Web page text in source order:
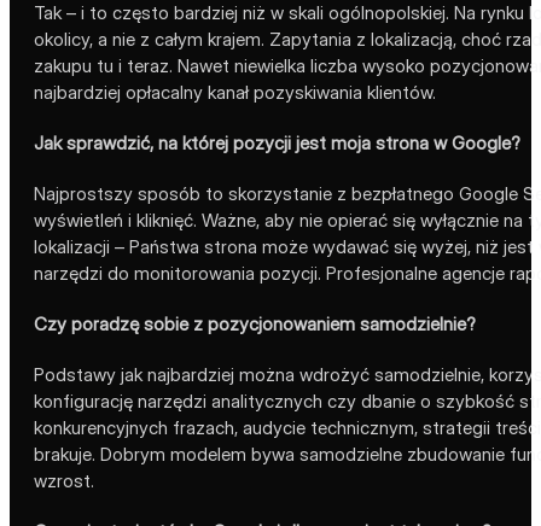
Tak – i to często bardziej niż w skali ogólnopolskiej. Na
okolicy, a nie z całym krajem. Zapytania z lokalizacją, choć
zakupu tu i teraz. Nawet niewielka liczba wysoko
najbardziej opłacalny kanał pozyskiwania klientów.
Jak sprawdzić, na której pozycji jest moja strona w Google?
Najprostszy sposób to skorzystanie z bezpłatnego Google
wyświetleń i kliknięć. Ważne, aby nie opierać się wyłącznie
lokalizacji – Państwa strona może wydawać się wyżej, niż
narzędzi do monitorowania pozycji. Profesjonalne agencje
Czy poradzę sobie z pozycjonowaniem samodzielnie?
Podstawy jak najbardziej można wdrożyć samodzielnie,
konfigurację narzędzi analitycznych czy dbanie o szybkość
konkurencyjnych frazach, audycie technicznym, strategii
brakuje. Dobrym modelem bywa samodzielne zbudowanie
wzrost.